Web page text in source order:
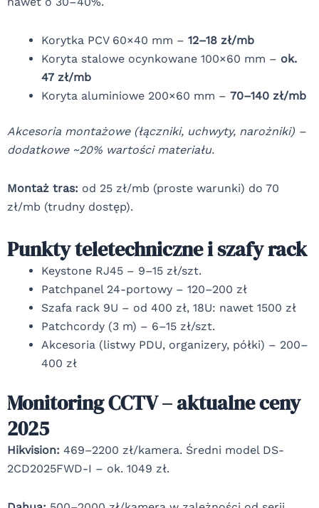
Korytka PCV 60×40 mm – 12–18 zł/mb
Koryta stalowe ocynkowane 100×60 mm – ok.
47 zł/mb
Koryta aluminiowe 200×60 mm – 70–140 zł/mb
Akcesoria montażowe (łączniki, uchwyty, narożniki) –
dodatkowe ~20% wartości materiału.
Montaż tras: od 25 zł/mb (proste warunki) do 70
zł/mb (trudny dostęp).
Punkty teletechniczne i szafy rack
Keystone RJ45 – 9–15 zł/szt.
Patchpanel 24-portowy – 120–200 zł
Szafa rack 9U – od 400 zł, 18U: nawet 1500 zł
Patchcordy (3 m) – 6–15 zł/szt.
Akcesoria (listwy PDU, organizery, półki) – 200–
400 zł
Monitoring CCTV – aktualne ceny
2025
Hikvision: 469–2200 zł/kamera. Średni model DS-
2CD2025FWD-I – ok. 1049 zł.